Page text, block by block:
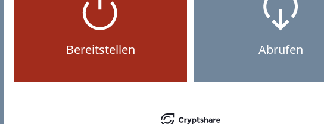
Bereitstellen Abrufen